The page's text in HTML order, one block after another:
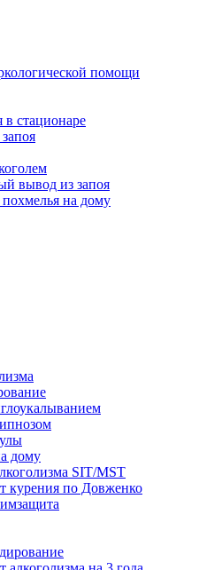
помощи
в стационаре
вывод из запоя
на дому
дому
SIT/MST
курения по Довженко